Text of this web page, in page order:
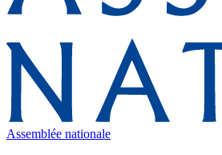
Assemblée nationale